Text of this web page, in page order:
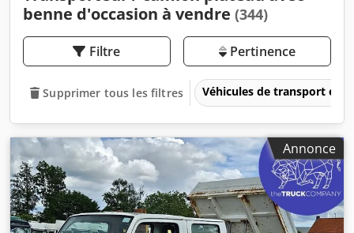
benne d'occasion à vendre (344)
Filtre Pertinence
Supprimer tous les filtres Véhicules de transport et
Annonce